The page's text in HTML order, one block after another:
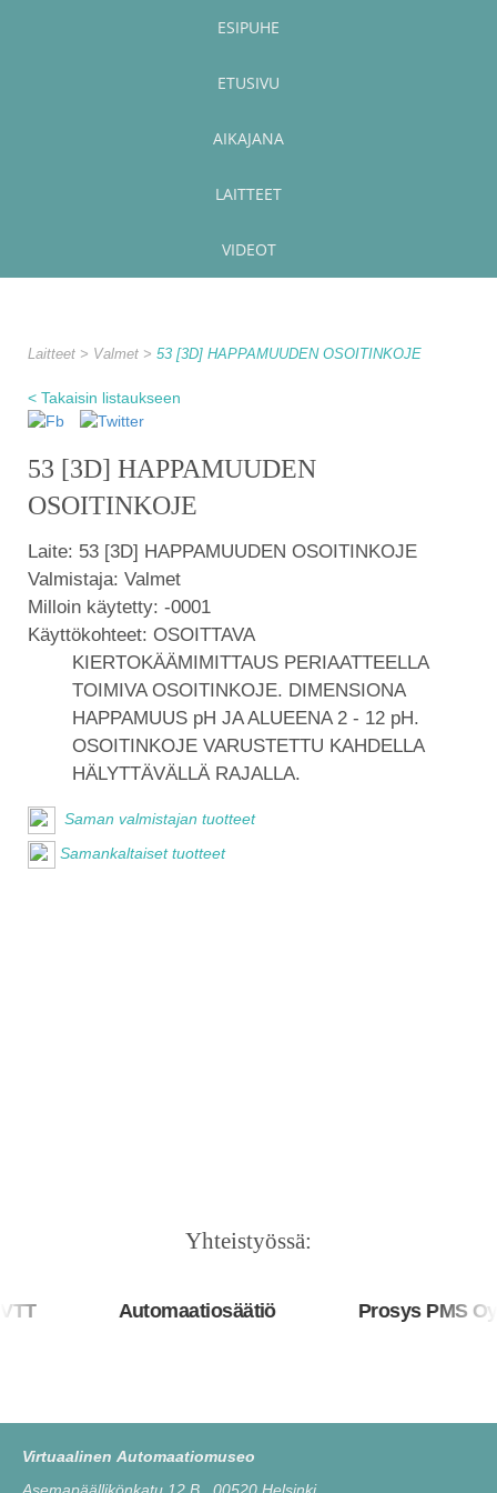
ESIPUHE
ETUSIVU
AIKAJANA
LAITTEET
VIDEOT
Laitteet Valmet 53 [3D] HAPPAMUUDEN OSOITINKOJE
< Takaisin listaukseen
53 [3D] HAPPAMUUDEN
OSOITINKOJE
Laite: 53 [3D] HAPPAMUUDEN OSOITINKOJE
Valmistaja: Valmet
Milloin käytetty: -0001
Käyttökohteet: OSOITTAVA
KIERTOKÄÄMIMITTAUS PERIAATTEELLA
TOIMIVA OSOITINKOJE. DIMENSIONA
HAPPAMUUS pH JA ALUEENA 2 - 12 pH.
OSOITINKOJE VARUSTETTU KAHDELLA
HÄLYTTÄVÄLLÄ RAJALLA.
Saman valmistajan tuotteet
Samankaltaiset tuotteet
Yhteistyössä:
Automaatiosäätiö Prosys PMS Oy
Virtuaalinen Automaatiomuseo